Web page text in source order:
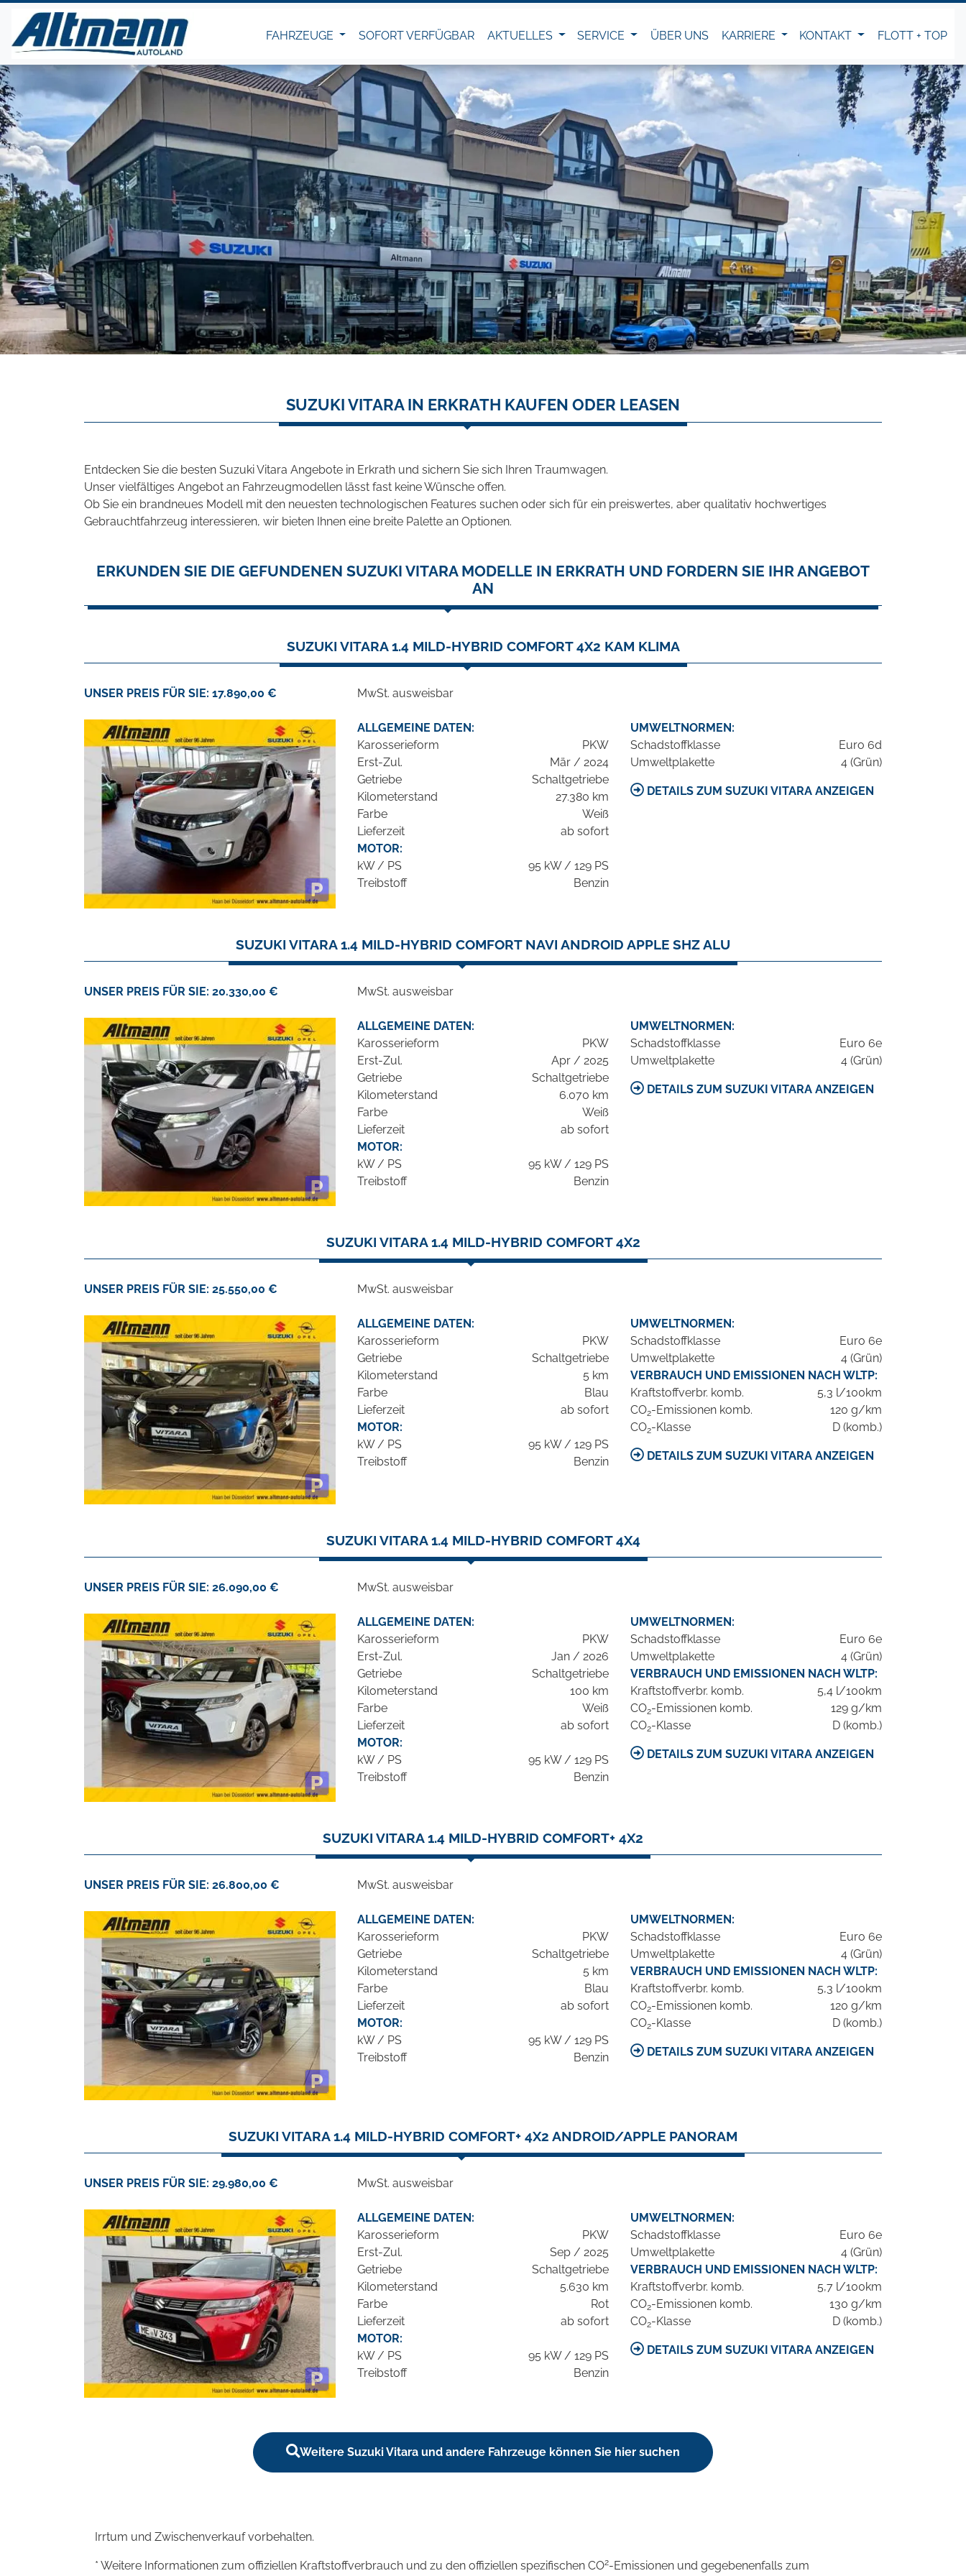
FAHRZEUGE SOFORT VERFÜGBAR AKTUELLES SERVICE ÜBER UNS KARRIERE KONTAKT FLOTT + TOP
SUZUKI VITARA IN ERKRATH KAUFEN ODER LEASEN
Entdecken Sie die besten Suzuki Vitara Angebote in Erkrath und sichern Sie sich Ihren Traumwagen.
Unser vielfältiges Angebot an Fahrzeugmodellen lässt fast keine Wünsche offen.
Ob Sie ein brandneues Modell mit den neuesten technologischen Features suchen oder sich für ein preiswertes, aber qualitativ hochwertiges
Gebrauchtfahrzeug interessieren, wir bieten Ihnen eine breite Palette an Optionen.
ERKUNDEN SIE DIE GEFUNDENEN SUZUKI VITARA MODELLE IN ERKRATH UND FORDERN SIE IHR ANGEBOT
AN
SUZUKI VITARA 1.4 MILD-HYBRID COMFORT 4X2 KAM KLIMA
UNSER PREIS FÜR SIE: 17.890,00 € MwSt. ausweisbar
ALLGEMEINE DATEN:
Karosserieform
PKW
Erst-Zul.
Mär / 2024
Getriebe
Schaltgetriebe
Kilometerstand
27.380 km
Farbe
Weiß
Lieferzeit
ab sofort
MOTOR:
kW / PS
95 kW / 129 PS
Treibstoff
Benzin
UMWELTNORMEN:
Schadstoffklasse
Euro 6d
Umweltplakette
4 (Grün)
DETAILS ZUM SUZUKI VITARA ANZEIGEN
SUZUKI VITARA 1.4 MILD-HYBRID COMFORT NAVI ANDROID APPLE SHZ ALU
UNSER PREIS FÜR SIE: 20.330,00 € MwSt. ausweisbar
ALLGEMEINE DATEN:
Karosserieform
PKW
Erst-Zul.
Apr / 2025
Getriebe
Schaltgetriebe
Kilometerstand
6.070 km
Farbe
Weiß
Lieferzeit
ab sofort
MOTOR:
kW / PS
95 kW / 129 PS
Treibstoff
Benzin
UMWELTNORMEN:
Schadstoffklasse
Euro 6e
Umweltplakette
4 (Grün)
DETAILS ZUM SUZUKI VITARA ANZEIGEN
SUZUKI VITARA 1.4 MILD-HYBRID COMFORT 4X2
UNSER PREIS FÜR SIE: 25.550,00 € MwSt. ausweisbar
ALLGEMEINE DATEN:
Karosserieform
PKW
Getriebe
Schaltgetriebe
Kilometerstand
5 km
Farbe
Blau
Lieferzeit
ab sofort
MOTOR:
kW / PS
95 kW / 129 PS
Treibstoff
Benzin
UMWELTNORMEN:
Schadstoffklasse
Euro 6e
Umweltplakette
4 (Grün)
VERBRAUCH UND EMISSIONEN NACH WLTP:
Kraftstoffverbr. komb.
5,3 l/100km
CO2-Emissionen komb.
120 g/km
CO2-Klasse D (komb.)
DETAILS ZUM SUZUKI VITARA ANZEIGEN
SUZUKI VITARA 1.4 MILD-HYBRID COMFORT 4X4
UNSER PREIS FÜR SIE: 26.090,00 € MwSt. ausweisbar
ALLGEMEINE DATEN:
Karosserieform
PKW
Erst-Zul.
Jan / 2026
Getriebe
Schaltgetriebe
Kilometerstand
100 km
Farbe
Weiß
Lieferzeit
ab sofort
MOTOR:
kW / PS
95 kW / 129 PS
Treibstoff
Benzin
UMWELTNORMEN:
Schadstoffklasse
Euro 6e
Umweltplakette
4 (Grün)
VERBRAUCH UND EMISSIONEN NACH WLTP:
Kraftstoffverbr. komb.
5,4 l/100km
CO2-Emissionen komb.
129 g/km
CO2-Klasse D (komb.)
DETAILS ZUM SUZUKI VITARA ANZEIGEN
SUZUKI VITARA 1.4 MILD-HYBRID COMFORT+ 4X2
UNSER PREIS FÜR SIE: 26.800,00 € MwSt. ausweisbar
ALLGEMEINE DATEN:
Karosserieform
PKW
Getriebe
Schaltgetriebe
Kilometerstand
5 km
Farbe
Blau
Lieferzeit
ab sofort
MOTOR:
kW / PS
95 kW / 129 PS
Treibstoff
Benzin
UMWELTNORMEN:
Schadstoffklasse
Euro 6e
Umweltplakette
4 (Grün)
VERBRAUCH UND EMISSIONEN NACH WLTP:
Kraftstoffverbr. komb.
5,3 l/100km
CO2-Emissionen komb.
120 g/km
CO2-Klasse D (komb.)
DETAILS ZUM SUZUKI VITARA ANZEIGEN
SUZUKI VITARA 1.4 MILD-HYBRID COMFORT+ 4X2 ANDROID/APPLE PANORAM
UNSER PREIS FÜR SIE: 29.980,00 € MwSt. ausweisbar
ALLGEMEINE DATEN:
Karosserieform
PKW
Erst-Zul.
Sep / 2025
Getriebe
Schaltgetriebe
Kilometerstand
5.630 km
Farbe
Rot
Lieferzeit
ab sofort
MOTOR:
kW / PS
95 kW / 129 PS
Treibstoff
Benzin
UMWELTNORMEN:
Schadstoffklasse
Euro 6e
Umweltplakette
4 (Grün)
VERBRAUCH UND EMISSIONEN NACH WLTP:
Kraftstoffverbr. komb.
5,7 l/100km
CO2-Emissionen komb.
130 g/km
CO2-Klasse D (komb.)
DETAILS ZUM SUZUKI VITARA ANZEIGEN
Weitere Suzuki Vitara und andere Fahrzeuge können Sie hier suchen
Irrtum und Zwischenverkauf vorbehalten.
* Weitere Informationen zum offiziellen Kraftstoffverbrauch und zu den offiziellen spezifischen CO2-Emissionen und gegebenenfalls zum